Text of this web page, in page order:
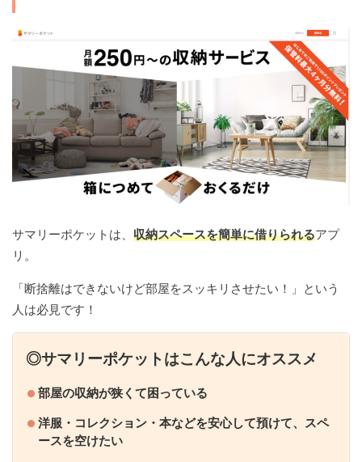
サマリーポケットは、収納スペースを簡単に借りられるアプ
リ。
「断捨離はできないけど部屋をスッキリさせたい！」という
人は必見です！
◎サマリーポケットはこんな人にオススメ
部屋の収納が狭くて困っている
洋服・コレクション・本などを安心して預けて、スペ
ースを空けたい